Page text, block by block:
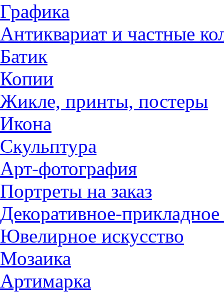
Графика
Антиквариат и частные
Батик
Копии
Жикле, принты, постеры
Икона
Скульптура
Арт-фотография
Портреты на заказ
Декоративное-прикладное
Ювелирное искусство
Мозаика
Артимарка